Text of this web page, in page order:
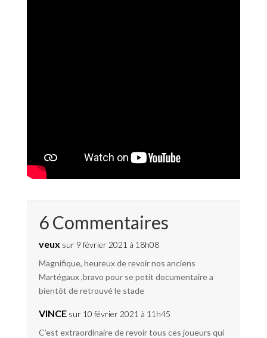
6 Commentaires
veux sur 9 février 2021 à 18h08
Magnifique, heureux de revoir nos anciens
Martégaux ,bravo pour se petit documentaire a
bientôt de retrouvé le stade
VINCE sur 10 février 2021 à 11h45
C’est extraordinaire de revoir tous ces joueurs qui